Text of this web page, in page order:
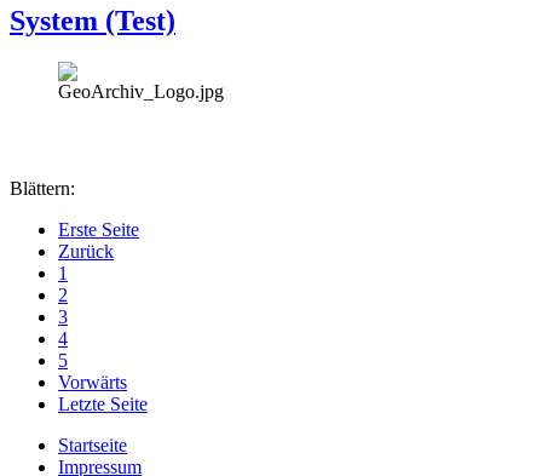
System (Test)
Blättern:
Erste Seite
Zurück
1
2
3
4
5
Vorwärts
Letzte Seite
Startseite
Impressum